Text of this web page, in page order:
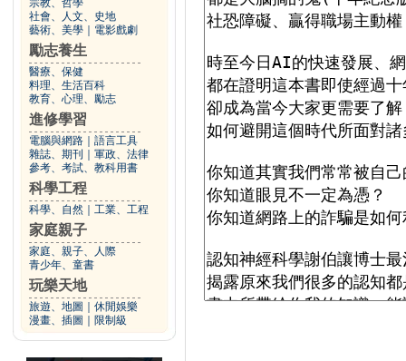
宗教、哲學
社會、人文、史地
藝術、美學
電影戲劇
勵志養生
醫療、保健
料理、生活百科
教育、心理、勵志
進修學習
電腦與網路
語言工具
雜誌、期刊
軍政、法律
參考、考試、教科用書
科學工程
科學、自然 工業、工程
家庭親子
家庭、親子、人際
青少年、童書
玩樂天地
旅遊、地圖
休閒娛樂
漫畫、插圖
限制級